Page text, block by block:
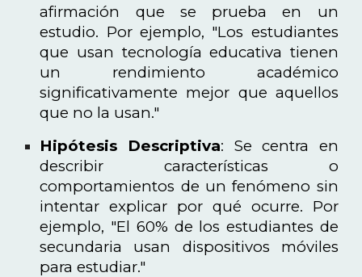
afirmación que se prueba en un
estudio. Por ejemplo, "Los estudiantes
que usan tecnología educativa tienen
un rendimiento académico
significativamente mejor que aquellos
que no la usan."
Hipótesis Descriptiva: Se centra en
describir características o
comportamientos de un fenómeno sin
intentar explicar por qué ocurre. Por
ejemplo, "El 60% de los estudiantes de
secundaria usan dispositivos móviles
para estudiar."